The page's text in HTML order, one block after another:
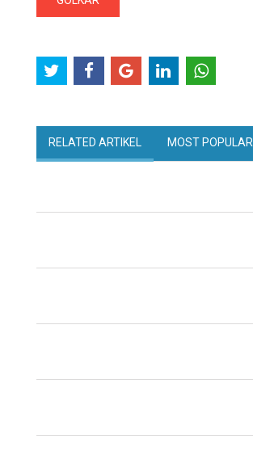
RELATED ARTIKEL MOST POPULAR